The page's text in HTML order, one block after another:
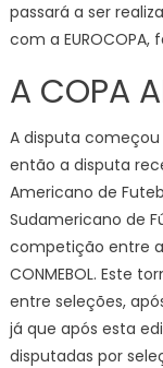
passará a ser
com a EUROCOPA,
A COPA
A disputa começou
então a disputa
Americano de
Sudamericano de
competição entre
CONMEBOL. Este
entre seleções,
já que após esta
disputadas por